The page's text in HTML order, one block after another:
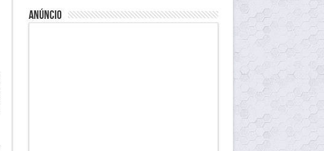
anúncio